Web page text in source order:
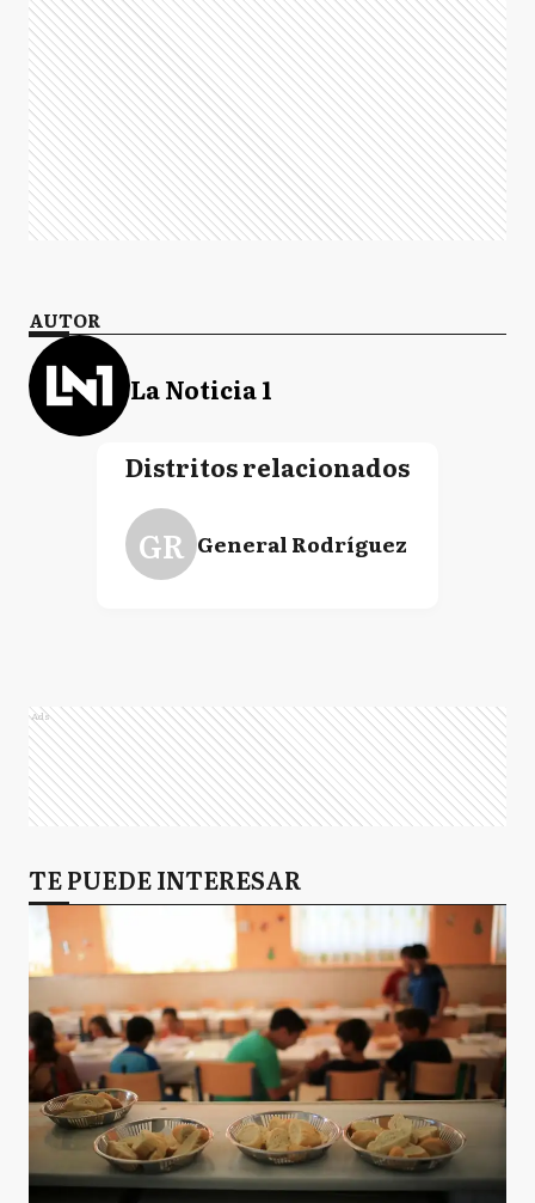
AUTOR
La Noticia 1
Distritos relacionados
GR General Rodríguez
Ads
TE PUEDE INTERESAR